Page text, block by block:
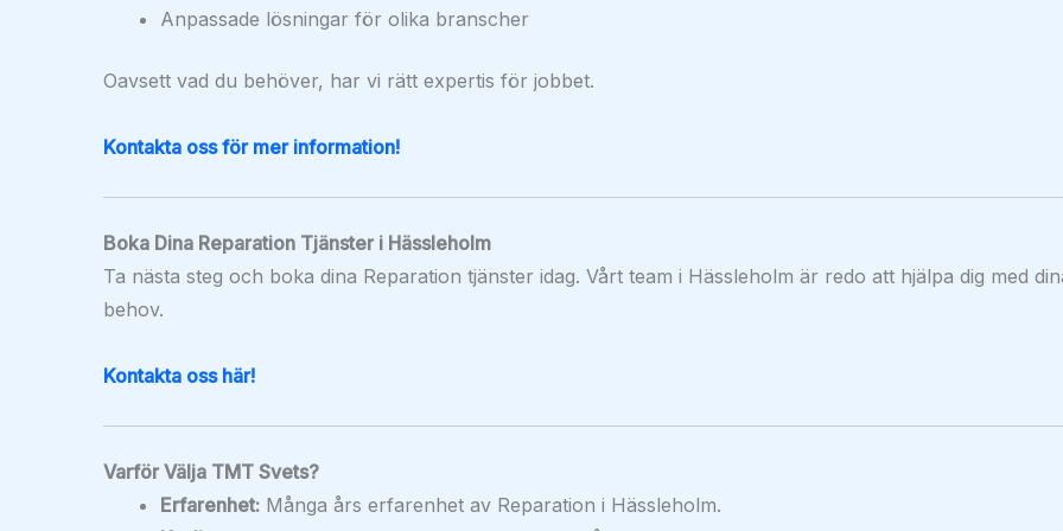
Anpassade lösningar för olika branscher
Oavsett vad du behöver, har vi rätt expertis för jobbet.
Kontakta oss för mer information!
Boka Dina Reparation Tjänster i Hässleholm
Ta nästa steg och boka dina Reparation tjänster idag. Vårt team i Hässleholm är redo att hjälpa dig med
behov.
Kontakta oss här!
Varför Välja TMT Svets?
Erfarenhet: Många års erfarenhet av Reparation i Hässleholm.